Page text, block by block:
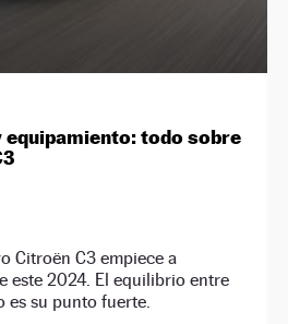
todo sobre
Citroën C3 empiece a
este 2024. El equilibrio entre
es su punto fuerte.